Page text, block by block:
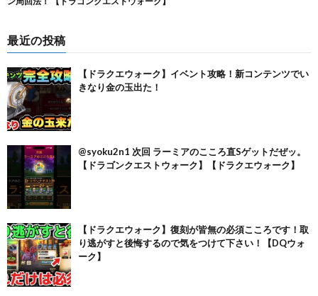
最近の投稿
【ドラクエウォーク】イベント攻略！新コンテンツでい
きなり金の玉出た！
@syoku2n1 次回 ラーミアのこころ直Sゲットだぜッ。
【ドラゴンクエストウォーク】【ドラクエウォーク】
【ドラクエウォーク】復刻が皆無の必須こころです！取
り逃がすと後悔するので気をつけて下さい！【DQウォ
ーク】